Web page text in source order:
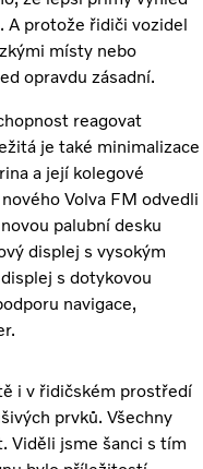
A protože řidiči vozidel
místy nebo
opravdu zásadní.
reagovat
je také minimalizace
a její kolegové
Volva FM odvedli
palubní desku
displej s vysokým
s dotykovou
navigace,
i v řidičském prostředí
prvků. Všechny
Viděli jsme šanci s tím